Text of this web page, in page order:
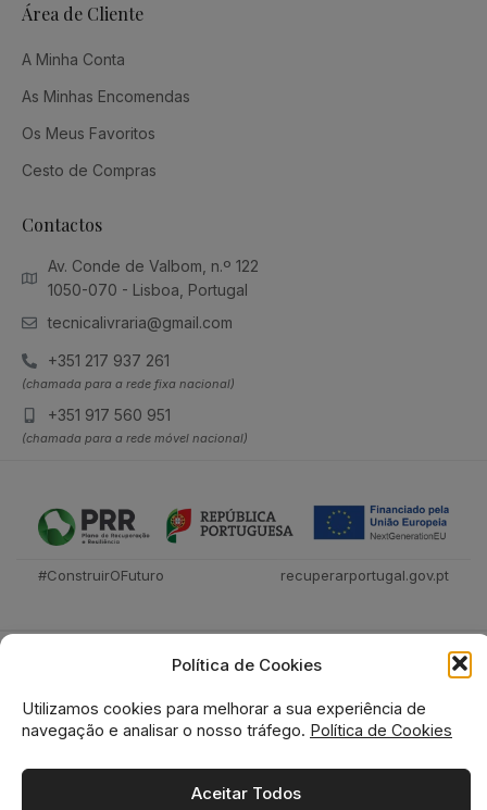
Política de Cookies
Utilizamos cookies para melhorar a sua experiência de
navegação e analisar o nosso tráfego. Política de Cookies
Aceitar Todos
Área de Cliente
A Minha Conta
As Minhas Encomendas
Os Meus Favoritos
Cesto de Compras
Contactos
Av. Conde de Valbom, n.º 122
1050-070 - Lisboa, Portugal
tecnicalivraria@gmail.com
+351 217 937 261
(chamada para a rede fixa nacional)
+351 917 560 951
(chamada para a rede móvel nacional)
#ConstruirOFuturo recuperarportugal.gov.pt